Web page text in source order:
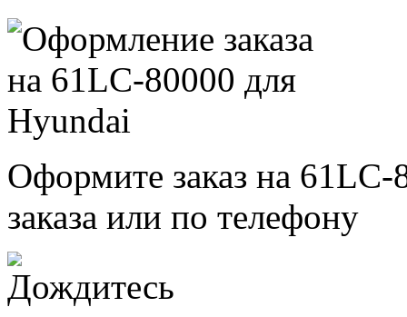
Оформите заказ на
заказа или по телефону